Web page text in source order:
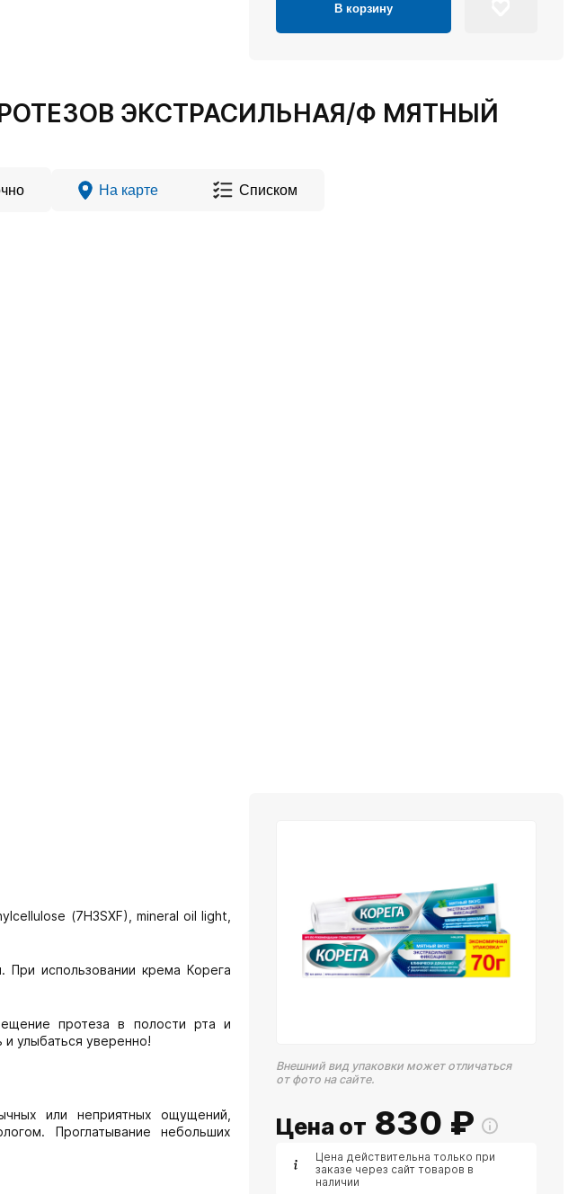
В корзину
ЭКСТРАСИЛЬНАЯ/Ф МЯТНЫЙ
На карте Списком
(7H3SXF), mineral oil light,
использовании крема Корега
протеза в полости рта и
улыбаться уверенно!
или неприятных ощущений,
Проглатывание небольших
Внешний вид упаковки может отличаться
от фото на сайте.
Цена от 830 ₽
Цена действительна только при
заказе через сайт товаров в
наличии